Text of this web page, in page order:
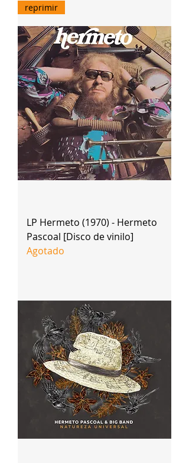
reprimir
LP Hermeto (1970) - Hermeto
Pascoal [Disco de vinilo]
Agotado